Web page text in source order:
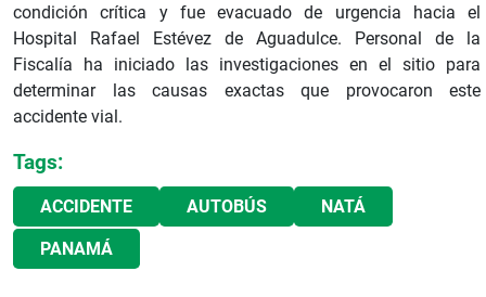
condición crítica y fue evacuado de urgencia hacia el
Hospital Rafael Estévez de Aguadulce. Personal de la
Fiscalía ha iniciado las investigaciones en el sitio para
determinar las causas exactas que provocaron este
accidente vial.
Tags:
ACCIDENTE AUTOBÚS NATÁ
PANAMÁ